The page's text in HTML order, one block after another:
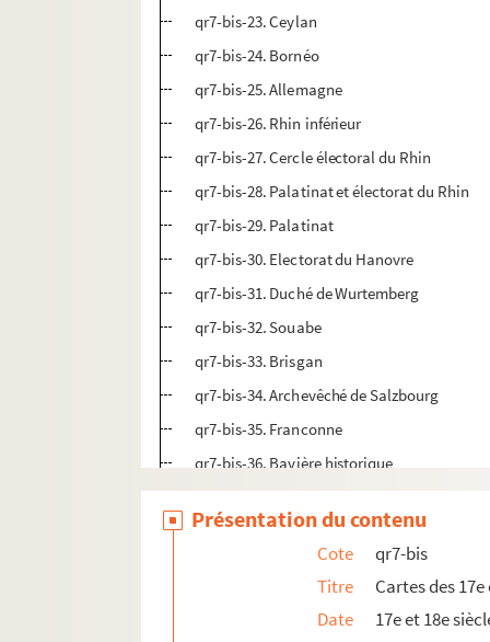
qr7-bis-23. Ceylan
qr7-bis-24. Bornéo
qr7-bis-25. Allemagne
qr7-bis-26. Rhin inférieur
qr7-bis-27. Cercle électoral du Rhin
qr7-bis-28. Palatinat et électorat du Rhin
qr7-bis-29. Palatinat
qr7-bis-30. Electorat du Hanovre
qr7-bis-31. Duché de Wurtemberg
qr7-bis-32. Souabe
qr7-bis-33. Brisgan
qr7-bis-34. Archevêché de Salzbourg
qr7-bis-35. Franconne
qr7-bis-36. Bavière historique
qr7-bis-37. Bavière
qr7-bis-38. Silésie
qr7-bis-39. Diocèse de Breslau
qr7-bis-41. Comté d'Oettigen
Présentation du contenu
Cote
qr7-bis
Titre
Cartes des
Date
17e et 18e